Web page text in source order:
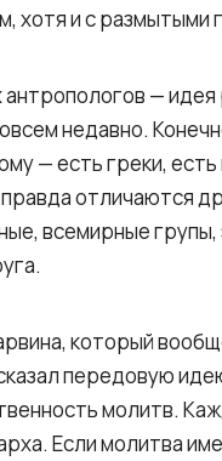
хотя и с размытыми
—
недавно.
— есть греки,
отличаются
всемирные
который
передовую
молитв.
Если молитва